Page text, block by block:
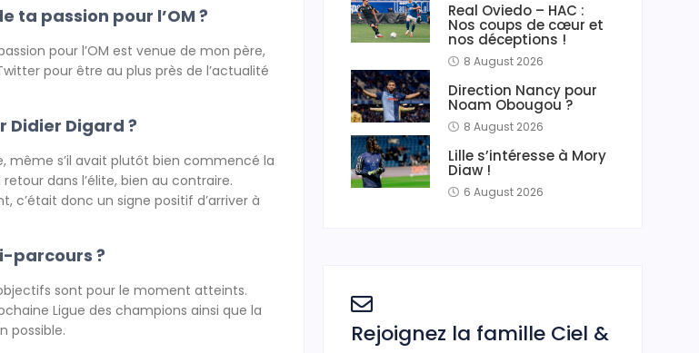
ta passion pour l’OM ?
pour l’OM est venue de mon père,
pour être au plus près de l’actualité
Didier Digard ?
même s’il avait plutôt bien commencé la
dans l’élite, bien au contraire.
c’était donc un signe positif d’arriver à
parcours ?
sont pour le moment atteints.
Ligue des champions ainsi que la
possible.
Real Oviedo – HAC :
Nos coups de cœur et
nos déceptions !
8 August 2026
Direction Nancy pour
Noam Obougou ?
8 August 2026
Lille s’intéresse à Mory
Diaw !
6 August 2026
Rejoignez la famille Ciel &